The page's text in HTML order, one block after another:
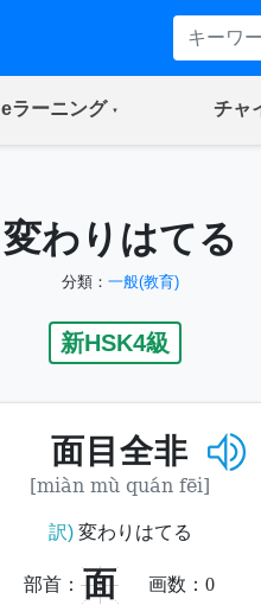
eラーニング(current) チャ
変わりはてる
分類： 一般(教育)
新HSK4級
面目全非
[miàn mù quán fēi]
訳)変わりはてる
部首： 面 画数： 0